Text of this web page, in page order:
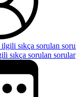
sıkça sorulan sorular